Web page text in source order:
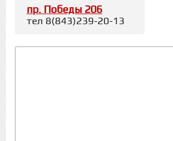
пр. Победы 206
тел 8(843)239-20-13